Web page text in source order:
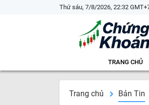
Thứ sáu, 7/8/2026, 22:32
TRANG CHỦ
Trang chủ Bản Tin